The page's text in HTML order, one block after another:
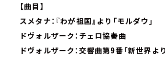
【曲目】
スメタナ：『わが祖国』より「モルダウ」
ドヴォルザーク：チェロ協奏曲
ドヴォルザーク：交響曲第9番「新世界より